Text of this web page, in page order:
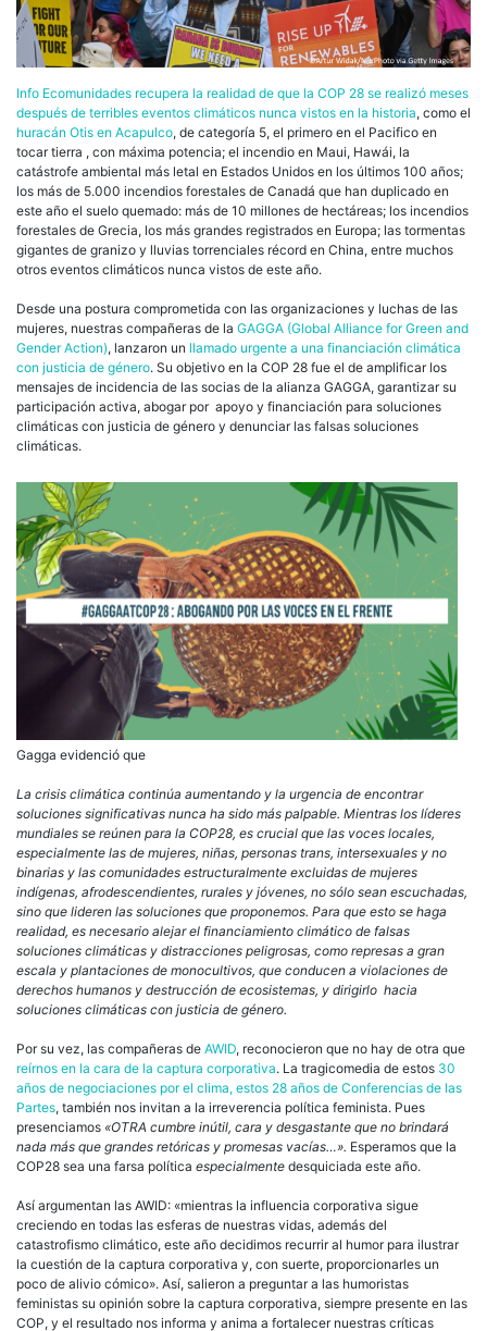
Info Ecomunidades recupera la realidad de que la COP 28 se realizó meses
después de terribles eventos climáticos nunca vistos en la historia, como el
huracán Otis en Acapulco, de categoría 5, el primero en el Pacifico en
tocar tierra , con máxima potencia; el incendio en Maui, Hawái, la
catástrofe ambiental más letal en Estados Unidos en los últimos 100 años;
los más de 5.000 incendios forestales de Canadá que han duplicado en
este año el suelo quemado: más de 10 millones de hectáreas; los incendios
forestales de Grecia, los más grandes registrados en Europa; las tormentas
gigantes de granizo y lluvias torrenciales récord en China, entre muchos
otros eventos climáticos nunca vistos de este año.
Desde una postura comprometida con las organizaciones y luchas de las
mujeres, nuestras compañeras de la GAGGA (Global Alliance for Green and
Gender Action), lanzaron un llamado urgente a una financiación climática
con justicia de género. Su objetivo en la COP 28 fue el de amplificar los
mensajes de incidencia de las socias de la alianza GAGGA, garantizar su
participación activa, abogar por apoyo y financiación para soluciones
climáticas con justicia de género y denunciar las falsas soluciones
climáticas.
Gagga evidenció que
La crisis climática continúa aumentando y la urgencia de encontrar
soluciones significativas nunca ha sido más palpable. Mientras los líderes
mundiales se reúnen para la COP28, es crucial que las voces locales,
especialmente las de mujeres, niñas, personas trans, intersexuales y no
binarias y las comunidades estructuralmente excluidas de mujeres
indígenas, afrodescendientes, rurales y jóvenes, no sólo sean escuchadas,
sino que lideren las soluciones que proponemos. Para que esto se haga
realidad, es necesario alejar el financiamiento climático de falsas
soluciones climáticas y distracciones peligrosas, como represas a gran
escala y plantaciones de monocultivos, que conducen a violaciones de
derechos humanos y destrucción de ecosistemas, y dirigirlo hacia
soluciones climáticas con justicia de género.
Por su vez, las compañeras de AWID, reconocieron que no hay de otra que
reírnos en la cara de la captura corporativa. La tragicomedia de estos 30
años de negociaciones por el clima, estos 28 años de Conferencias de las
Partes, también nos invitan a la irreverencia política feminista. Pues
presenciamos «OTRA cumbre inútil, cara y desgastante que no brindará
nada más que grandes retóricas y promesas vacías…». Esperamos que la
COP28 sea una farsa política especialmente desquiciada este año.
Así argumentan las AWID: «mientras la influencia corporativa sigue
creciendo en todas las esferas de nuestras vidas, además del
catastrofismo climático, este año decidimos recurrir al humor para ilustrar
la cuestión de la captura corporativa y, con suerte, proporcionarles un
poco de alivio cómico». Así, salieron a preguntar a las humoristas
feministas su opinión sobre la captura corporativa, siempre presente en las
COP, y el resultado nos informa y anima a fortalecer nuestras críticas